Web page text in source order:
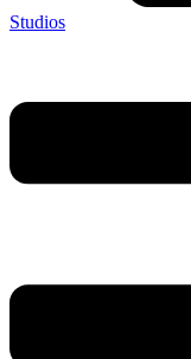
Studios